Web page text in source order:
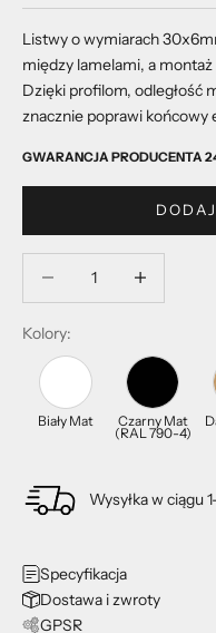
Listwy o wymiarach
między lamelami, a
Dzięki profilom, odległość
znacznie poprawi końcowy
GWARANCJA PRODUCENTA
Kolory:
Biały Mat Czarny Mat
(RAL 790-4)
Wysyłka w ciągu
Specyfikacja
Dostawa i zwroty
GPSR